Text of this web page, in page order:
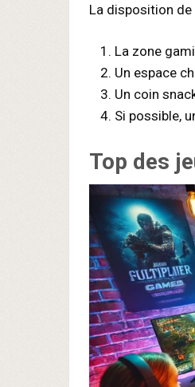
La disposition
La zone
Un espace
Un coin
Si possible,
Top des